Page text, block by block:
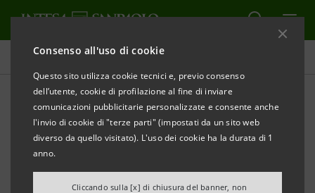
Consenso all'uso di cookie
Questo sito utilizza cookie tecnici e, previo consenso
dell’utente, cookie di profilazione al fine di inviare
comunicazioni pubblicitarie personalizzate e consente anche
l'invio di cookie di "terze parti" (impostati da un sito web
diverso da quello visitato). L'uso dei cookie ha la durata di 1
anno.
Cliccando sulla [x] di chiusura del banner, non
Tutte le news
Nasce Fideuram Direct,
piattaforma di Digital
Wealth Management